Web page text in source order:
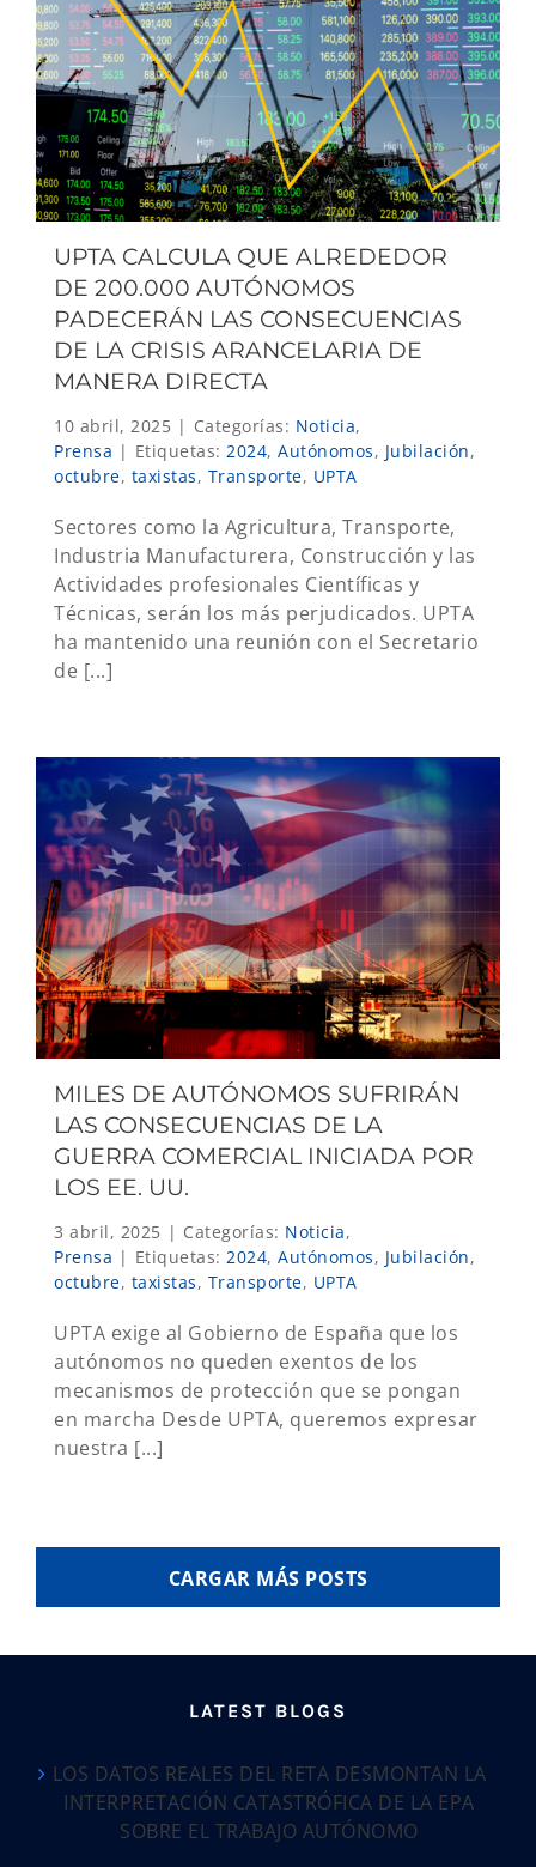
UPTA CALCULA QUE ALREDEDOR
DE 200.000 AUTÓNOMOS
PADECERÁN LAS CONSECUENCIAS
DE LA CRISIS ARANCELARIA DE
MANERA DIRECTA
10 abril, 2025 | Categorías: Noticia,
Prensa | Etiquetas: 2024, Autónomos, Jubilación,
octubre, taxistas, Transporte, UPTA
Sectores como la Agricultura, Transporte,
Industria Manufacturera, Construcción y las
Actividades profesionales Científicas y
Técnicas, serán los más perjudicados. UPTA
ha mantenido una reunión con el Secretario
de [...]
MILES DE AUTÓNOMOS SUFRIRÁN
LAS CONSECUENCIAS DE LA
GUERRA COMERCIAL INICIADA POR
LOS EE. UU.
3 abril, 2025 | Categorías: Noticia,
Prensa | Etiquetas: 2024, Autónomos, Jubilación,
octubre, taxistas, Transporte, UPTA
UPTA exige al Gobierno de España que los
autónomos no queden exentos de los
mecanismos de protección que se pongan
en marcha Desde UPTA, queremos expresar
nuestra [...]
CARGAR MÁS POSTS
LATEST BLOGS
LOS DATOS REALES DEL RETA DESMONTAN LA
INTERPRETACIÓN CATASTRÓFICA DE LA EPA
SOBRE EL TRABAJO AUTÓNOMO